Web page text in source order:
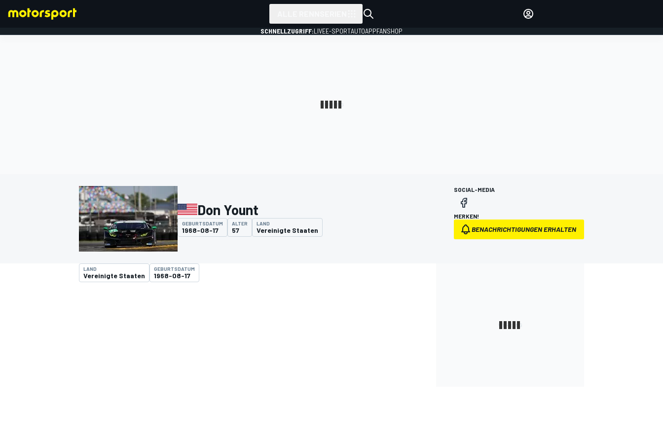
EINLOGGEN
SCHNELLZUGRIFF:LIVEE-SPORTAUTOAPPFANSHOP
Don Yount
GEBURTSDATUM
1968-08-17
ALTER
57
LAND
Vereinigte Staaten
SOCIAL-MEDIA
MERKEN!
BENACHRICHTIGUNGEN ERHALTEN
LAND
Vereinigte Staaten
GEBURTSDATUM
1968-08-17